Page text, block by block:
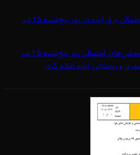
اعلام برنامه خاموشی‌های احتمالی برق ایذه در روز پنج‌شنبه 25 تیر
شرکت توزیع برق، برنامه خاموشی‌های احتمالی روز پنج‌شنبه 25 تیر